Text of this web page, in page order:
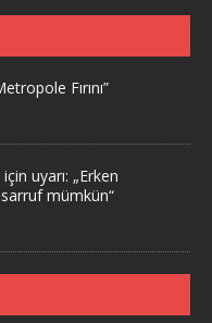
Fırını”
uyarı: „Erken
mümkün“